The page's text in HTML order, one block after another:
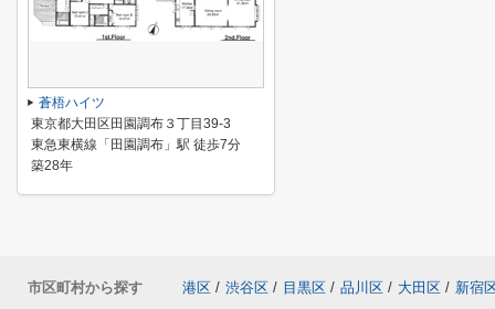
蒼梧ハイツ
東京都大田区田園調布３丁目39-3
東急東横線「田園調布」駅 徒歩7分
築28年
市区町村から探す 港区 / 渋谷区 / 目黒区 / 品川区 / 大田区 / 新宿